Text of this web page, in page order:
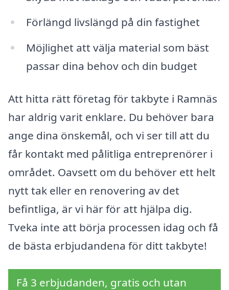
Förlängd livslängd på din fastighet
Möjlighet att välja material som bäst
passar dina behov och din budget
Att hitta rätt företag för takbyte i Ramnäs
har aldrig varit enklare. Du behöver bara
ange dina önskemål, och vi ser till att du
får kontakt med pålitliga entreprenörer i
området. Oavsett om du behöver ett helt
nytt tak eller en renovering av det
befintliga, är vi här för att hjälpa dig.
Tveka inte att börja processen idag och få
de bästa erbjudandena för ditt takbyte!
Få 3 erbjudanden, gratis och utan